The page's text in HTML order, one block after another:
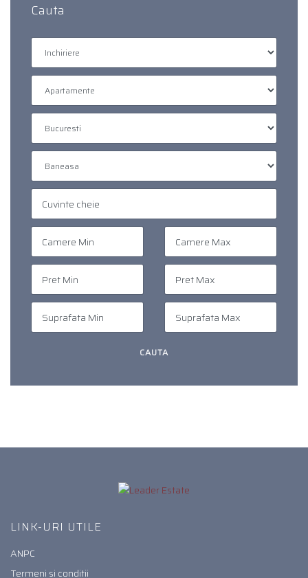
Cauta
LINK-URI UTILE
ANPC
Termeni si conditii